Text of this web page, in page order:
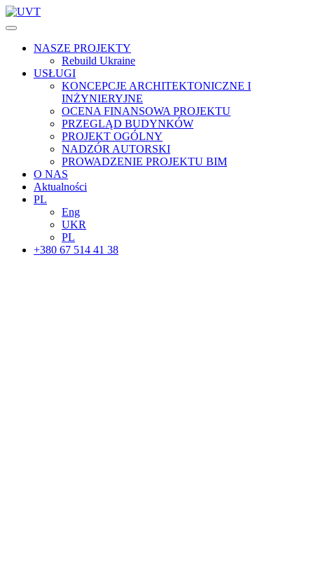
NASZE PROJEKTY
Rebuild Ukraine
USŁUGI
KONCEPCJE ARCHITEKTONICZNE I
INŻYNIERYJNE
OCENA FINANSOWA PROJEKTU
PRZEGLĄD BUDYNKÓW
PROJEKT OGÓLNY
NADZÓR AUTORSKI
PROWADZENIE PROJEKTU BIM
O NAS
Aktualności
PL
Eng
UKR
PL
+380 67 514 41 38